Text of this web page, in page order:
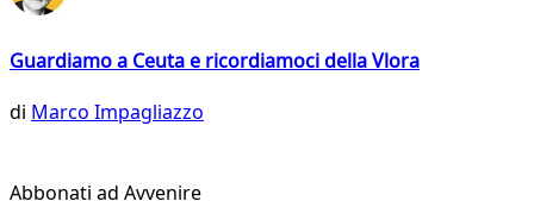
Guardiamo a Ceuta e ricordiamoci della Vlora
di Marco Impagliazzo
Abbonati ad Avvenire